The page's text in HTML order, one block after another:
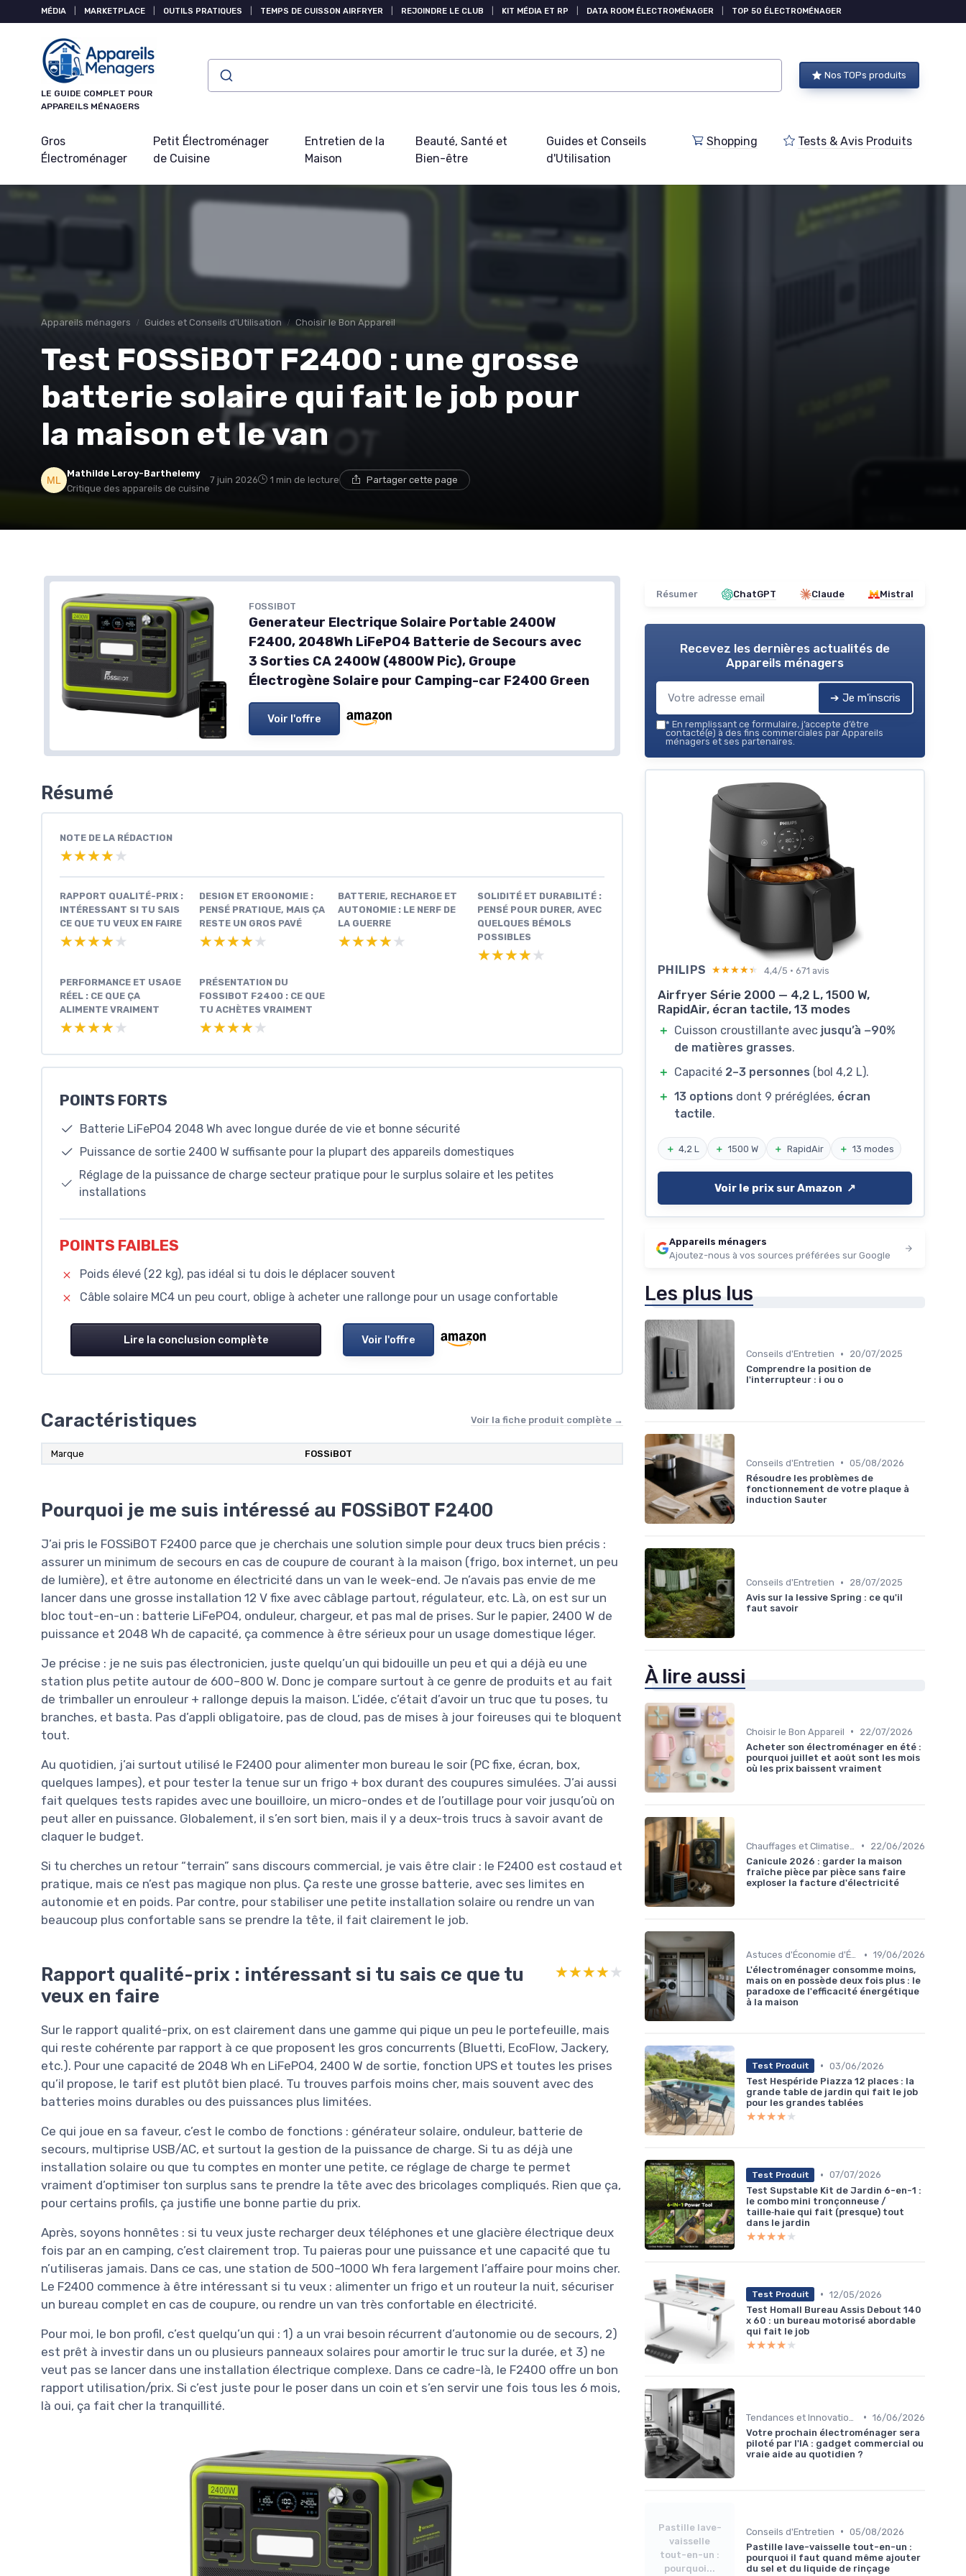
MÉDIA MARKETPLACE OUTILS PRATIQUES TEMPS DE CUISSON AIRFRYER REJOINDRE LE CLUB KIT MÉDIA ET RP DATA ROOM ÉLECTROMÉNAGER TOP 50 ÉLECTROMÉNAGER
LE GUIDE COMPLET POUR
APPAREILS MÉNAGERS
Nos TOPs produits
Gros
Électroménager
Petit Électroménager
de Cuisine
Entretien de la
Maison
Beauté, Santé et
Bien-être
Guides et Conseils
d'Utilisation
Shopping Tests & Avis Produits
Appareils ménagers Guides et Conseils d'Utilisation Choisir le Bon Appareil
Test FOSSiBOT F2400 : une grosse
batterie solaire qui fait le job pour
la maison et le van
Mathilde Leroy-Barthelemy
Critique des appareils de cuisine
7 juin 2026 1 min de lecture Partager cette page
FOSSIBOT
Generateur Electrique Solaire Portable 2400W
F2400, 2048Wh LiFePO4 Batterie de Secours avec
3 Sorties CA 2400W (4800W Pic), Groupe
Électrogène Solaire pour Camping-car F2400 Green
Voir l'offre
Résumé
NOTE DE LA RÉDACTION
★★★★★
★★★★★
RAPPORT QUALITÉ-PRIX :
INTÉRESSANT SI TU SAIS
CE QUE TU VEUX EN FAIRE
★★★★★
★★★★★
DESIGN ET ERGONOMIE :
PENSÉ PRATIQUE, MAIS ÇA
RESTE UN GROS PAVÉ
★★★★★
★★★★★
BATTERIE, RECHARGE ET
AUTONOMIE : LE NERF DE
LA GUERRE
★★★★★
★★★★★
SOLIDITÉ ET DURABILITÉ :
PENSÉ POUR DURER, AVEC
QUELQUES BÉMOLS
POSSIBLES
★★★★★
★★★★★
PERFORMANCE ET USAGE
RÉEL : CE QUE ÇA
ALIMENTE VRAIMENT
★★★★★
★★★★★
PRÉSENTATION DU
FOSSIBOT F2400 : CE QUE
TU ACHÈTES VRAIMENT
★★★★★
★★★★★
POINTS FORTS
Batterie LiFePO4 2048 Wh avec longue durée de vie et bonne sécurité
Puissance de sortie 2400 W suffisante pour la plupart des appareils domestiques
Réglage de la puissance de charge secteur pratique pour le surplus solaire et les petites
installations
POINTS FAIBLES
Poids élevé (22 kg), pas idéal si tu dois le déplacer souvent
Câble solaire MC4 un peu court, oblige à acheter une rallonge pour un usage confortable
Lire la conclusion complète Voir l'offre
Caractéristiques Voir la fiche produit complète →
Marque FOSSiBOT
Pourquoi je me suis intéressé au FOSSiBOT F2400
J’ai pris le FOSSiBOT F2400 parce que je cherchais une solution simple pour deux trucs bien précis :
assurer un minimum de secours en cas de coupure de courant à la maison (frigo, box internet, un peu
de lumière), et être autonome en électricité dans un van le week-end. Je n’avais pas envie de me
lancer dans une grosse installation 12 V fixe avec câblage partout, régulateur, etc. Là, on est sur un
bloc tout-en-un : batterie LiFePO4, onduleur, chargeur, et pas mal de prises. Sur le papier, 2400 W de
puissance et 2048 Wh de capacité, ça commence à être sérieux pour un usage domestique léger.
Je précise : je ne suis pas électronicien, juste quelqu’un qui bidouille un peu et qui a déjà eu une
station plus petite autour de 600–800 W. Donc je compare surtout à ce genre de produits et au fait
de trimballer un enrouleur + rallonge depuis la maison. L’idée, c’était d’avoir un truc que tu poses, tu
branches, et basta. Pas d’appli obligatoire, pas de cloud, pas de mises à jour foireuses qui te bloquent
tout.
Au quotidien, j’ai surtout utilisé le F2400 pour alimenter mon bureau le soir (PC fixe, écran, box,
quelques lampes), et pour tester la tenue sur un frigo + box durant des coupures simulées. J’ai aussi
fait quelques tests rapides avec une bouilloire, un micro-ondes et de l’outillage pour voir jusqu’où on
peut aller en puissance. Globalement, il s’en sort bien, mais il y a deux-trois trucs à savoir avant de
claquer le budget.
Si tu cherches un retour “terrain” sans discours commercial, je vais être clair : le F2400 est costaud et
pratique, mais ce n’est pas magique non plus. Ça reste une grosse batterie, avec ses limites en
autonomie et en poids. Par contre, pour stabiliser une petite installation solaire ou rendre un van
beaucoup plus confortable sans se prendre la tête, il fait clairement le job.
Rapport qualité-prix : intéressant si tu sais ce que tu
veux en faire
★★★★★
★★★★★
Sur le rapport qualité-prix, on est clairement dans une gamme qui pique un peu le portefeuille, mais
qui reste cohérente par rapport à ce que proposent les gros concurrents (Bluetti, EcoFlow, Jackery,
etc.). Pour une capacité de 2048 Wh en LiFePO4, 2400 W de sortie, fonction UPS et toutes les prises
qu’il propose, le tarif est plutôt bien placé. Tu trouves parfois moins cher, mais souvent avec des
batteries moins durables ou des puissances plus limitées.
Ce qui joue en sa faveur, c’est le combo de fonctions : générateur solaire, onduleur, batterie de
secours, multiprise USB/AC, et surtout la gestion de la puissance de charge. Si tu as déjà une
installation solaire ou que tu comptes en monter une petite, ce réglage de charge te permet
vraiment d’optimiser ton surplus sans te prendre la tête avec des bricolages compliqués. Rien que ça,
pour certains profils, ça justifie une bonne partie du prix.
Après, soyons honnêtes : si tu veux juste recharger deux téléphones et une glacière électrique deux
fois par an en camping, c’est clairement trop. Tu paieras pour une puissance et une capacité que tu
n’utiliseras jamais. Dans ce cas, une station de 500–1000 Wh fera largement l’affaire pour moins cher.
Le F2400 commence à être intéressant si tu veux : alimenter un frigo et un routeur la nuit, sécuriser
un bureau complet en cas de coupure, ou rendre un van très confortable en électricité.
Pour moi, le bon profil, c’est quelqu’un qui : 1) a un vrai besoin récurrent d’autonomie ou de secours, 2)
est prêt à investir dans un ou plusieurs panneaux solaires pour amortir le truc sur la durée, et 3) ne
veut pas se lancer dans une installation électrique complexe. Dans ce cadre-là, le F2400 offre un bon
rapport utilisation/prix. Si c’est juste pour le poser dans un coin et s’en servir une fois tous les 6 mois,
là oui, ça fait cher la tranquillité.
Résumer ChatGPT Claude Mistral
Recevez les dernières actualités de
Appareils ménagers
➔ Je m'inscris
* En remplissant ce formulaire, j’accepte d’être
contacté(e) à des fins commerciales par Appareils
ménagers et ses partenaires.
PHILIPS ★★★★★
★★★★★ 4,4/5 · 671 avis
Airfryer Série 2000 — 4,2 L, 1500 W,
RapidAir, écran tactile, 13 modes
＋ Cuisson croustillante avec jusqu’à −90%
de matières grasses.
＋ Capacité 2–3 personnes (bol 4,2 L).
＋ 13 options dont 9 préréglées, écran
tactile.
＋ 4,2 L ＋ 1500 W ＋ RapidAir ＋ 13 modes
Voir le prix sur Amazon ↗️
Appareils ménagers
Ajoutez-nous à vos sources préférées sur Google
Les plus lus
Conseils d'Entretien •
20/07/2025
Comprendre la position de
l'interrupteur : i ou o
Conseils d'Entretien • 05/08/2026
Résoudre les problèmes de
fonctionnement de votre plaque à
induction Sauter
Conseils d'Entretien •
28/07/2025
Avis sur la lessive Spring : ce qu'il
faut savoir
À lire aussi
Choisir le Bon Appareil •
22/07/2026
Acheter son électroménager en été :
pourquoi juillet et août sont les mois
où les prix baissent vraiment
•
22/06/2026
Canicule 2026 : garder la maison
fraîche pièce par pièce sans faire
exploser la facture d'électricité
Astuces d'Économie d'Énergie • 19/06/2026
L'électroménager consomme moins,
mais on en possède deux fois plus : le
paradoxe de l'efficacité énergétique
à la maison
Test Produit • 03/06/2026
Test Hespéride Piazza 12 places : la
grande table de jardin qui fait le job
pour les grandes tablées
★★★★★
★★★★★
Test Produit • 07/07/2026
Test Supstable Kit de Jardin 6-en-1 :
le combo mini tronçonneuse /
taille‑haie qui fait (presque) tout
dans le jardin
★★★★★
★★★★★
Test Produit • 12/05/2026
Test Homall Bureau Assis Debout 140
x 60 : un bureau motorisé abordable
qui fait le job
★★★★★
★★★★★
• 16/06/2026
Votre prochain électroménager sera
piloté par l'IA : gadget commercial ou
vraie aide au quotidien ?
Pastille lave-
vaisselle
tout-en-un :
pourquoi...
Conseils d'Entretien • 05/08/2026
Pastille lave-vaisselle tout-en-un :
pourquoi il faut quand même ajouter
du sel et du liquide de rinçage
Panneau de gestion des cookies